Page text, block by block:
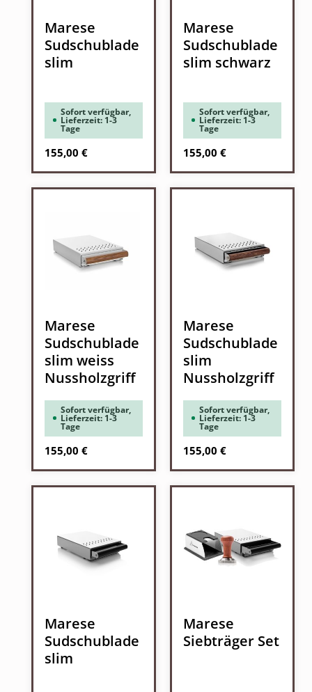
Marese
Sudschublade
slim
Sofort verfügbar,
Lieferzeit: 1-3
Tage
Regulärer Preis:
155,00 €
Marese
Sudschublade
slim schwarz
Sofort verfügbar,
Lieferzeit: 1-3
Tage
Regulärer Preis:
155,00 €
Marese
Sudschublade
slim weiss
Nussholzgriff
Sofort verfügbar,
Lieferzeit: 1-3
Tage
Regulärer Preis:
155,00 €
Marese
Sudschublade
slim
Nussholzgriff
Sofort verfügbar,
Lieferzeit: 1-3
Tage
Regulärer Preis:
155,00 €
Marese
Sudschublade
slim
Marese
Siebträger Set